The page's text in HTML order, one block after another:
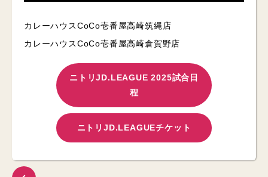
カレーハウスCoCo壱番屋高崎筑縄店
カレーハウスCoCo壱番屋高崎倉賀野店
ニトリJD.LEAGUE 2025試合日
程
ニトリJD.LEAGUEチケット